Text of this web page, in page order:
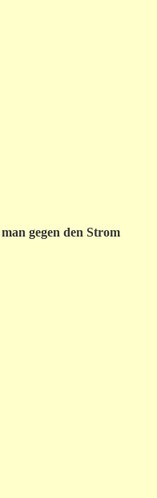
gegen den Strom